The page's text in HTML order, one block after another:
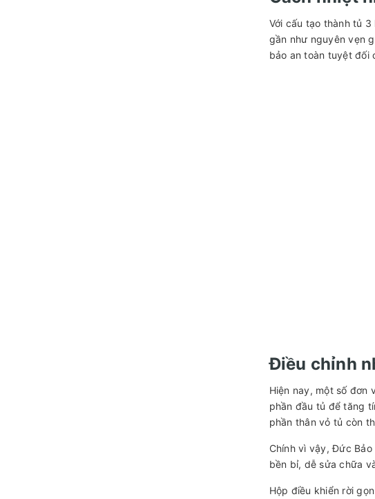
Với cấu tạo thành tủ
gần như nguyên vẹn
bảo an toàn tuyệt đối
Điều chỉnh
Hiện nay, một số
phần đầu tủ để tăng
phần thân vỏ tủ còn
Chính vì vậy, Đức
bền bỉ, dễ sửa chữa
Hộp điều khiển rời